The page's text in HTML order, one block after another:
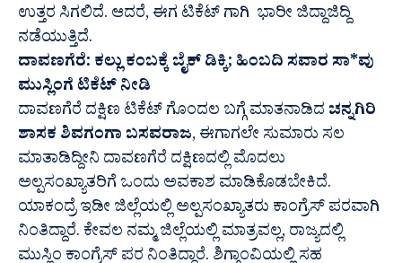
ಉತ್ತರ ಸಿಗಲಿದೆ. ಆದರೆ, ಈಗ ಟಿಕೆಟ್ ಗಾಗಿ ಭಾರೀ ಜಿದ್ದಾಜಿದ್ದಿ
ನಡೆಯುತ್ತಿದೆ.
ದಾವಣಗೆರೆ: ಕಲ್ಲು ಕಂಬಕ್ಕೆ ಬೈಕ್ ಡಿಕ್ಕಿ; ಹಿಂಬದಿ ಸವಾರ ಸಾ*ವು
ಮುಸ್ಲಿಂಗೆ ಟಿಕೆಟ್ ನೀಡಿ
ದಾವಣಗೆರೆ ದಕ್ಷಿಣ ಟಿಕೆಟ್ ಗೊಂದಲ ಬಗ್ಗೆ ಮಾತನಾಡಿದ ಚನ್ನಗಿರಿ
ಶಾಸಕ ಶಿವಗಂಗಾ ಬಸವರಾಜ, ಈಗಾಗಲೇ ಸುಮಾರು ಸಲ
ಮಾತಾಡಿದ್ದೀನಿ ದಾವಣಗೆರೆ ದಕ್ಷಿಣದಲ್ಲಿ ಮೊದಲು
ಅಲ್ಪಸಂಖ್ಯಾತರಿಗೆ ಒಂದು ಅವಕಾಶ ಮಾಡಿಕೊಡಬೇಕಿದೆ.
ಯಾಕಂದ್ರೆ ಇಡೀ ಜಿಲ್ಲೆಯಲ್ಲಿ ಅಲ್ಪಸಂಖ್ಯಾತರು ಕಾಂಗ್ರೆಸ್ ಪರವಾಗಿ
ನಿಂತಿದ್ದಾರೆ. ಕೇವಲ ನಮ್ಮ ಜಿಲ್ಲೆಯಲ್ಲಿ ಮಾತ್ರವಲ್ಲ, ರಾಜ್ಯದಲ್ಲಿ